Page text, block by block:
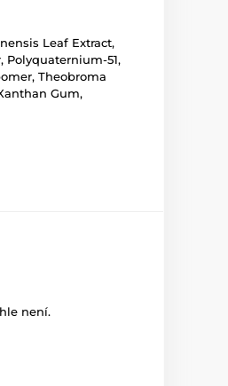
Leaf Extract,
Polyquaternium-51,
Theobroma
Gum,
není.